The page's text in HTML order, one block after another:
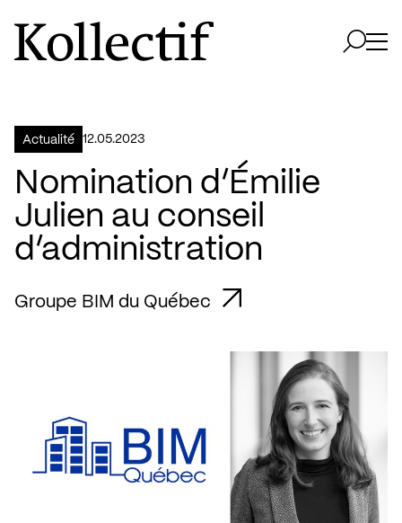
Aller à la page d'accueil
Logo Kollectif
Actualité 12.05.2023
Nomination d’Émilie
Julien au conseil
d’administration
Groupe BIM du Québec